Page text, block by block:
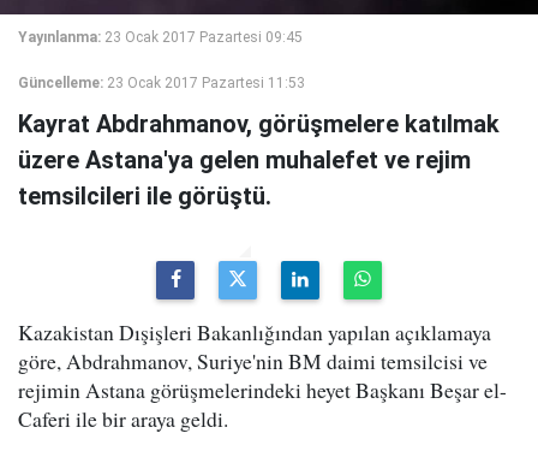
Yayınlanma: 23 Ocak 2017 Pazartesi 09:45
Güncelleme: 23 Ocak 2017 Pazartesi 11:53
Kayrat Abdrahmanov, görüşmelere katılmak
üzere Astana'ya gelen muhalefet ve rejim
temsilcileri ile görüştü.
Kazakistan Dışişleri Bakanlığından yapılan açıklamaya
göre, Abdrahmanov, Suriye'nin BM daimi temsilcisi ve
rejimin Astana görüşmelerindeki heyet Başkanı Beşar el-
Caferi ile bir araya geldi.